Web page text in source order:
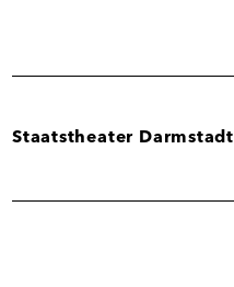
Staatstheater Darmstadt